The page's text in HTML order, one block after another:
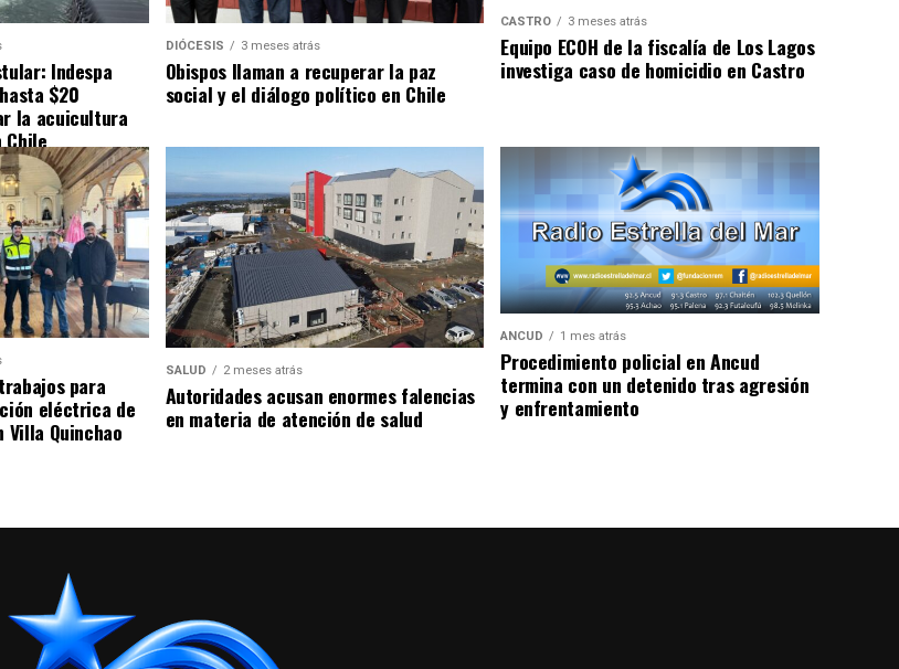
Indespa
$20
la acuicultura
Chile
DIÓCESIS 3 meses atrás
Obispos llaman a recuperar la paz
social y el diálogo político en Chile
CASTRO 3 meses atrás
Equipo ECOH de la fiscalía de Los Lagos
investiga caso de homicidio en Castro
para
eléctrica de
Quinchao
SALUD 2 meses atrás
Autoridades acusan enormes falencias
en materia de atención de salud
ANCUD 1 mes atrás
Procedimiento policial en Ancud
termina con un detenido tras agresión
y enfrentamiento